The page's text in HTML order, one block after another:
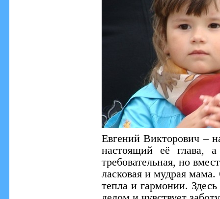
Евгений Викторович –
настоящий её глава,
требовательная, но
ласковая и мудрая
тепла и гармонии.